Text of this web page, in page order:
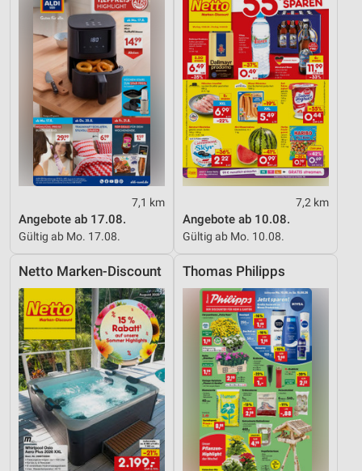
7,1 km
Angebote ab 17.08.
Gültig ab Mo. 17.08.
7,2 km
Angebote ab 10.08.
Gültig ab Mo. 10.08.
Netto Marken-Discount Thomas Philipps